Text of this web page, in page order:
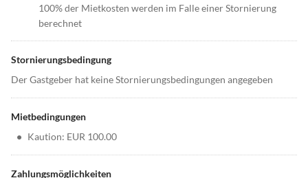
100% der Mietkosten werden im Falle einer Stornierung
berechnet
Stornierungsbedingung
Der Gastgeber hat keine Stornierungsbedingungen angegeben
Mietbedingungen
• Kaution: EUR 100.00
Zahlungsmöglichkeiten